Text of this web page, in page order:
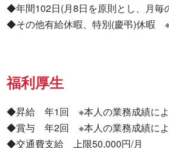
◆年間102日(月8日を原則とし、月毎
◆その他有給休暇、特別(慶弔)休暇　
福利厚生
◆昇給　年1回　※本人の業務成績に
◆賞与　年2回　※本人の業務成績に
◆交通費支給　上限50,000円/月